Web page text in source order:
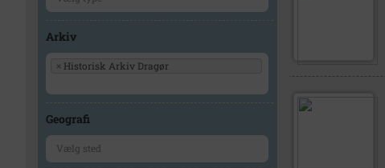
Arkiv
× Historisk Arkiv Dragør
Geografi